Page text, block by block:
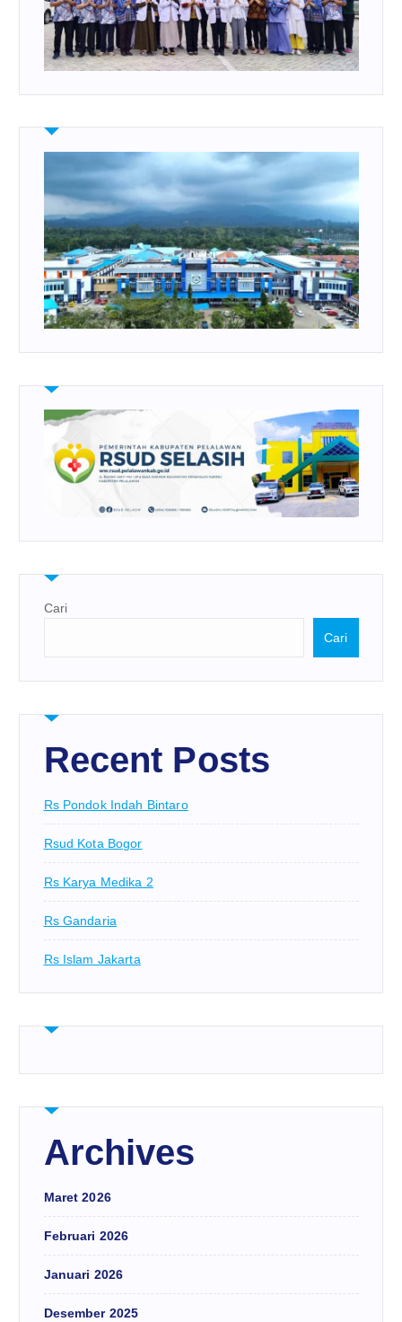
Cari
Cari
Recent Posts
Rs Pondok Indah Bintaro
Rsud Kota Bogor
Rs Karya Medika 2
Rs Gandaria
Rs Islam Jakarta
Archives
Maret 2026
Februari 2026
Januari 2026
Desember 2025